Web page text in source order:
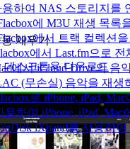
하여 NAS 스토리지를
에 M3U 재생 목록
에서 트랙 컬렉션
에서 Last.fm으로
에서 iCloud Drive의 음
(무손실) 음악을 재생
로 iPhone, iPad,
용하여 iPhone, iPad,
iXpand를 사용하
채우기
데스크톱용 다운로드